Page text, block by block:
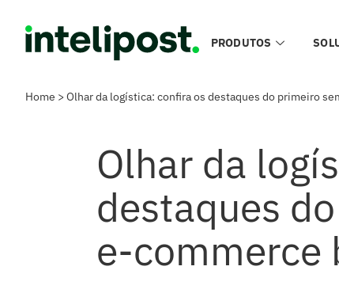
PRODUTOS
Home > Olhar da logística: confira os destaques do primeiro
Olhar da
destaques
e-commerce